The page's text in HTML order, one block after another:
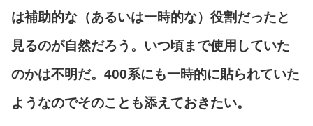
は補助的な（あるいは一時的な）役割だったと
見るのが自然だろう。いつ頃まで使用していた
のかは不明だ。400系にも一時的に貼られていた
ようなのでそのことも添えておきたい。